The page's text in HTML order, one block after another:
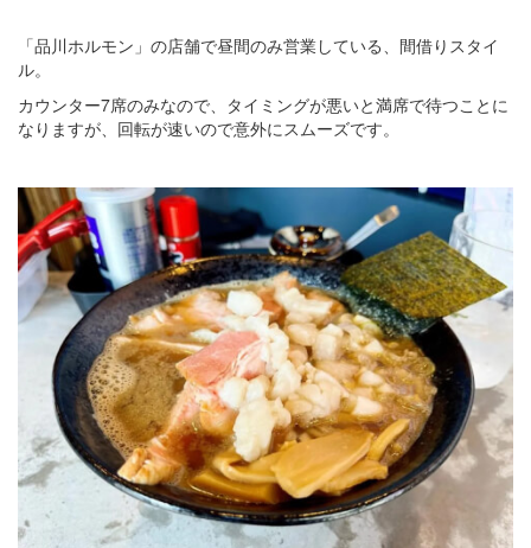
「品川ホルモン」の店舗で昼間のみ営業している、間借りスタイ
ル。
カウンター7席のみなので、タイミングが悪いと満席で待つことに
なりますが、回転が速いので意外にスムーズです。